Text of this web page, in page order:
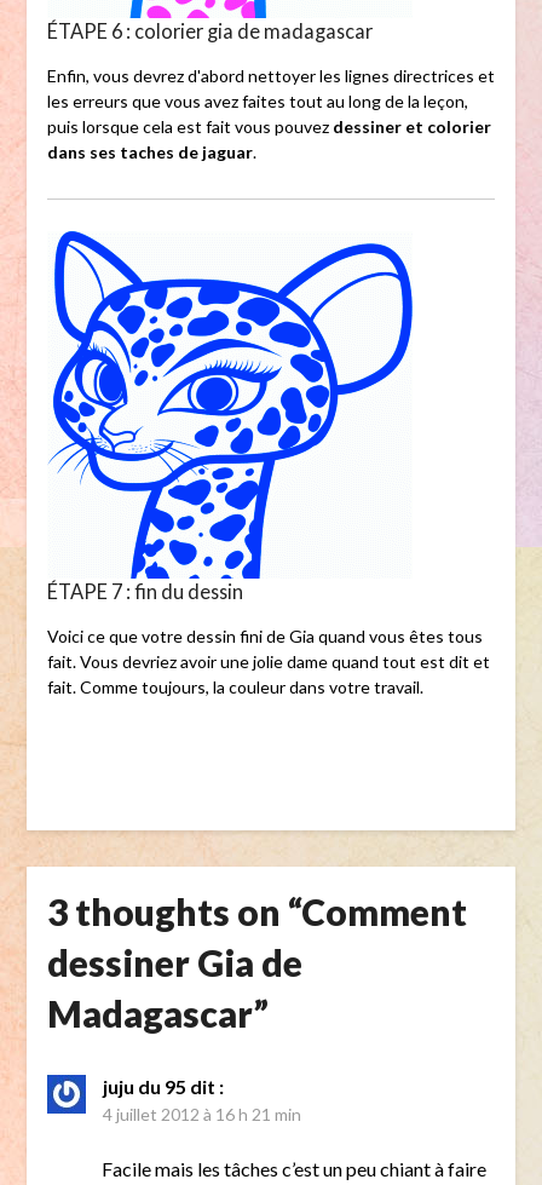
ÉTAPE 6 : colorier gia de madagascar
Enfin, vous devrez d'abord nettoyer les lignes directrices et
les erreurs que vous avez faites tout au long de la leçon,
puis lorsque cela est fait vous pouvez dessiner et colorier
dans ses taches de jaguar.
ÉTAPE 7 : fin du dessin
Voici ce que votre dessin fini de Gia quand vous êtes tous
fait. Vous devriez avoir une jolie dame quand tout est dit et
fait. Comme toujours, la couleur dans votre travail.
3 thoughts on “Comment
dessiner Gia de
Madagascar”
juju du 95 dit :
4 juillet 2012 à 16 h 21 min
Facile mais les tâches c’est un peu chiant à faire